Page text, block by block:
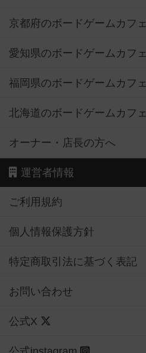
京都府のボードゲームカフェ
愛知県のボードゲームカフェ
福岡県のボードゲームカフェ
北海道のボードゲームカフェ
オーナー・店長の方へ
運営者情報
ご利用規約
個人情報保護方針
特定商取引法に基づく表記
お問い合わせ
公式X